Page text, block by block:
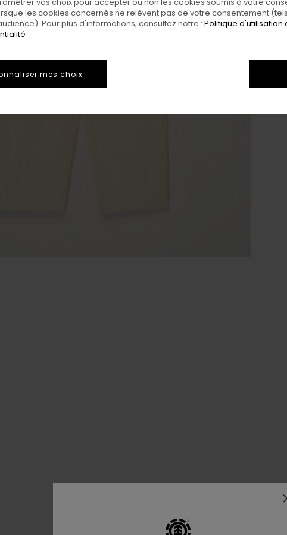
les cookies concernés ne relèvent pas de votre consentement
Pour plus d'informations, consultez notre : Politique d'utilisation
mes choix